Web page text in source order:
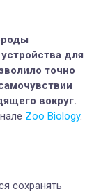
для
точно
вокруг.
Zoo Biology.
сохранять